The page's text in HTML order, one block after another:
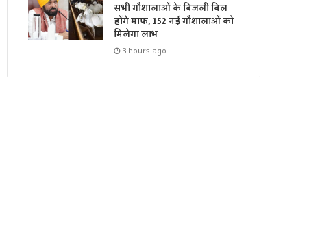
सभी गौशालाओं के बिजली बिल
होंगे माफ, 152 नई गौशालाओं को
मिलेगा लाभ
3 hours ago